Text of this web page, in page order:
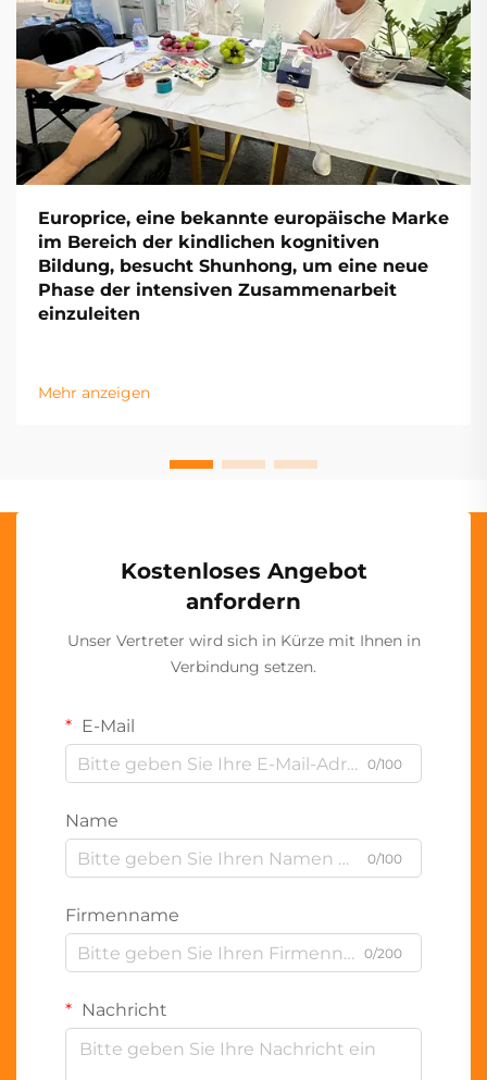
Europrice, eine bekannte europäische Marke
im Bereich der kindlichen kognitiven
Bildung, besucht Shunhong, um eine neue
Phase der intensiven Zusammenarbeit
einzuleiten
Mehr anzeigen
Kostenloses Angebot
anfordern
Unser Vertreter wird sich in Kürze mit Ihnen in
Verbindung setzen.
E-Mail
0/100
Name
0/100
Firmenname
0/200
Nachricht